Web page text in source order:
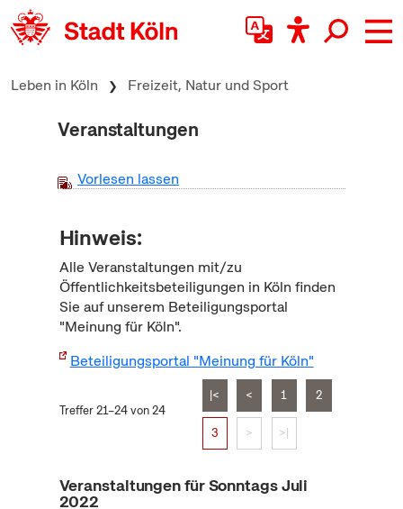
zum Inhalt springen
Leben in Köln Freizeit, Natur und Sport
Veranstaltungen
Vorlesen lassen
Hinweis:
Alle Veranstaltungen mit/zu
Öffentlichkeitsbeteiligungen in Köln finden
Sie auf unserem Beteiligungsportal
"Meinung für Köln".
Beteiligungsportal "Meinung für Köln"
Treffer 21–24 von 24
|< < 1 2
3 > >|
Veranstaltungen für Sonntags Juli
2022